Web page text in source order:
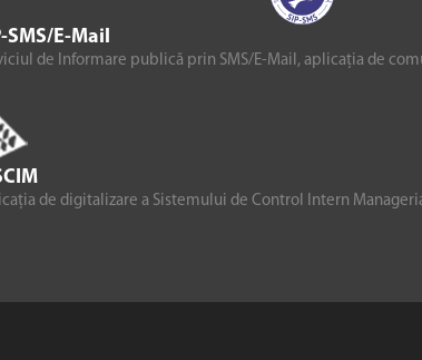
SMS/E-Mail
de Informare publică prin SMS/E-Mail, aplicația de
de digitalizare a Sistemului de Control Intern